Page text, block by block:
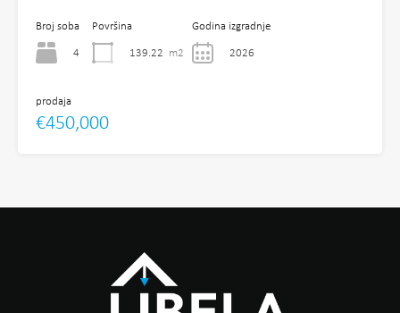
Broj soba
4
Površina
139.22 m2
Godina izgradnje
2026
prodaja
€450,000